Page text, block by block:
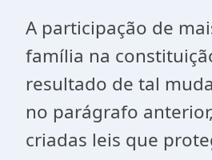
A participação de
família na
resultado de tal
no parágrafo
criadas leis que